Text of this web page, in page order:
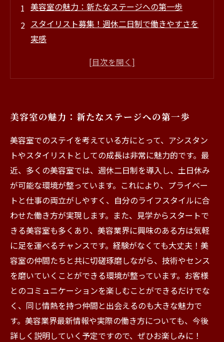
美容室の魅力：新たなステージへの第一歩
スタイリスト募集！週休二日制で働きやすさを
実感
土日休みOK！プライベートと仕事を両立する方
した毎日
初心者でも安心！美容室のサポート体制を紹介
未来のスタイリストへ！あなたの夢を叶える美
容室の選び方
美容室の魅力：新たなステージへの第一歩
美容室でのステイを考えている方にとって、アシスタン
トやスタイリストとしての成長は非常に魅力的です。最
近、多くの美容室では、週休二日制を導入し、土日休み
が可能な環境が整っています。これにより、プライベー
トと仕事の両立がしやすく、自分のライフスタイルに合
わせた働き方が実現します。また、見学からスタートで
きる美容室も多くあり、美容業界に興味のある方は気軽
に足を運べるチャンスです。経験がなくても大丈夫！美
容室の仲間たちと共に切磋琢磨しながら、技術やセンス
を磨いていくことができる環境が整っています。お客様
とのコミュニケーションを楽しむことができるだけでな
く、同じ情熱を持つ仲間と出会えるのも大きな魅力で
す。美容業界最新情報や実際の働き方についても、今後
詳しく説明していく予定ですので、ぜひお楽しみに！